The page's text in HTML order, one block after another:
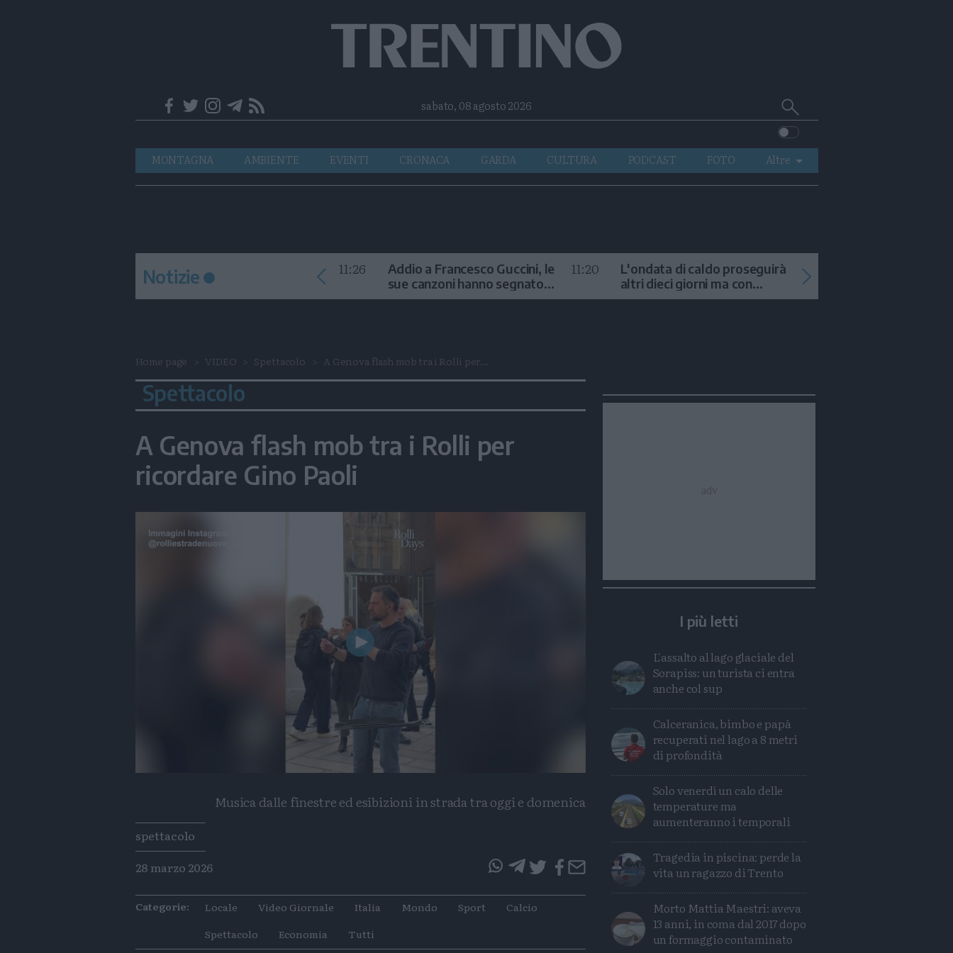
Telegram
RSSsabato, 08 agosto 2026 Cerca
su
Trentino
Navigazione
principale
MONTAGNA AMBIENTE EVENTI CRONACA GARDA CULTURA PODCAST FOTO
Altre
VIDEO
Notizie 11:26
Addio a Francesco Guccini, le
sue canzoni hanno segnato
la storia
11:20
L'ondata di caldo proseguirà
altri dieci giorni ma con
temporali
Home page VIDEO Spettacolo A Genova flash mob tra i Rolli per...
Spettacolo
A Genova flash mob tra i Rolli per
ricordare Gino Paoli
Play
Video
Musica dalle finestre ed esibizioni in strada tra oggi e domenica
Tags
spettacolo
28 marzo 2026
Condividi
articolo
Condividi
articolo
TwitterCondividi
Mail
Categorie: Locale Video Giornale Italia Mondo Sport
Calcio
Spettacolo
Economia Tutti
I più letti
L'assalto al lago glaciale del
Sorapiss: un turista ci entra
anche col sup
Calceranica, bimbo e papà
recuperati nel lago a 8 metri
di profondità
Solo venerdì un calo delle
temperature ma
aumenteranno i temporali
Tragedia in piscina: perde la
vita un ragazzo di Trento
Morto Mattia Maestri: aveva
13 anni, in coma dal 2017 dopo
un formaggio contaminato